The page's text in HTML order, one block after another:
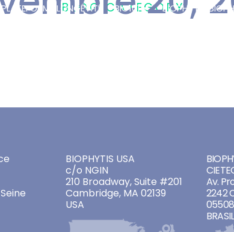
PLATEFORME LONGÉVITÉ BIO101 BIOPHYTIS
BLOG CATEGORY
BIOPHYTIS USA
c/o NGIN
210 Broadway, Suite #201
Cambridge, MA 02139
USA
Av.
2242
BRASIL